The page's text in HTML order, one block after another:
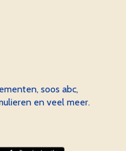
soos abc,
en veel meer.